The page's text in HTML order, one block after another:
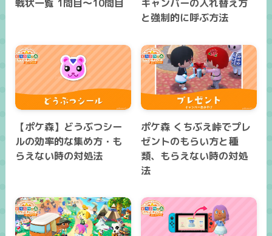
戦状一覧 1問目～10問目
キャンパーの入れ替え方
と強制的に呼ぶ方法
【ポケ森】どうぶつシー
ルの効率的な集め方・も
らえない時の対処法
ポケ森 くちぶえ峠でプレ
ゼントのもらい方と種
類、もらえない時の対処
法